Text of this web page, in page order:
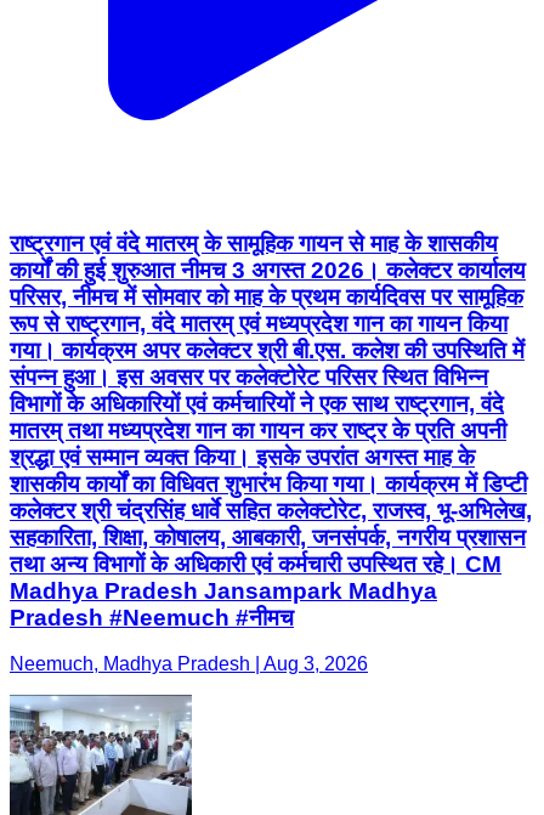
राष्ट्रगान एवं वंदे मातरम् के सामूहिक गायन से माह के शासकीय
कार्यों की हुई शुरुआत नीमच 3 अगस्त 2026। कलेक्टर कार्यालय
परिसर, नीमच में सोमवार को माह के प्रथम कार्यदिवस पर सामूहिक
रूप से राष्ट्रगान, वंदे मातरम् एवं मध्यप्रदेश गान का गायन किया
गया। कार्यक्रम अपर कलेक्टर श्री बी.एस. कलेश की उपस्थिति में
संपन्न हुआ। इस अवसर पर कलेक्टोरेट परिसर स्थित विभिन्न
विभागों के अधिकारियों एवं कर्मचारियों ने एक साथ राष्ट्रगान, वंदे
मातरम् तथा मध्यप्रदेश गान का गायन कर राष्ट्र के प्रति अपनी
श्रद्धा एवं सम्मान व्यक्त किया। इसके उपरांत अगस्त माह के
शासकीय कार्यों का विधिवत शुभारंभ किया गया। कार्यक्रम में डिप्टी
कलेक्टर श्री चंद्रसिंह धार्वे सहित कलेक्टोरेट, राजस्व, भू-अभिलेख,
सहकारिता, शिक्षा, कोषालय, आबकारी, जनसंपर्क, नगरीय प्रशासन
तथा अन्य विभागों के अधिकारी एवं कर्मचारी उपस्थित रहे। CM
Madhya Pradesh Jansampark Madhya
Pradesh #Neemuch #नीमच
Neemuch, Madhya Pradesh | Aug 3, 2026